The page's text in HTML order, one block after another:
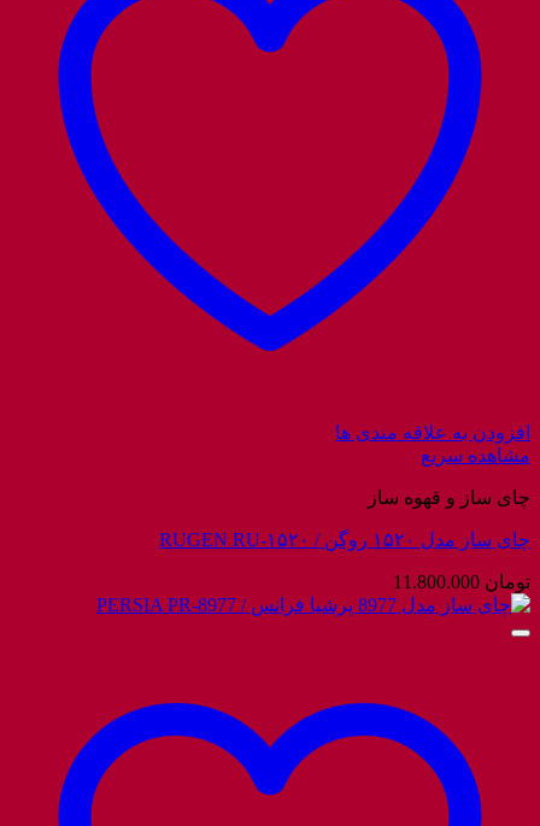
افزودن به علاقه مندی ها
مشاهده سریع
چای ساز و قهوه ساز
چای ساز مدل ۱۵۲۰ روگن / RUGEN RU-۱۵۲۰
تومان